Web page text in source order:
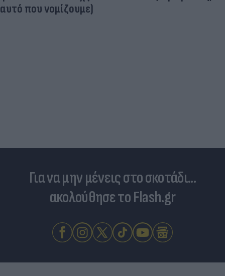
αυτό που νομίζουμε)
Για να μην μένεις στο σκοτάδι...
ακολούθησε το Flash.gr